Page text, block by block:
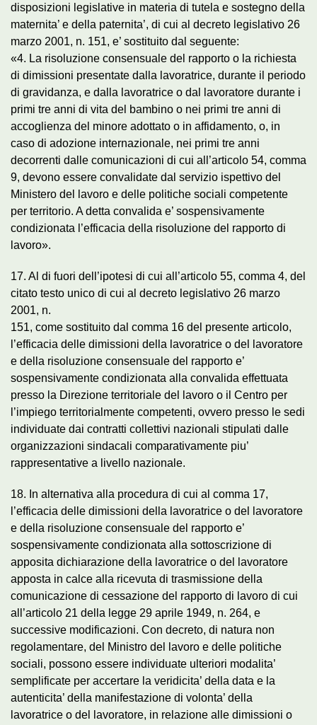
disposizioni legislative in materia di tutela e sostegno della
maternita’ e della paternita’, di cui al decreto legislativo 26
marzo 2001, n. 151, e’ sostituito dal seguente:
«4. La risoluzione consensuale del rapporto o la richiesta
di dimissioni presentate dalla lavoratrice, durante il periodo
di gravidanza, e dalla lavoratrice o dal lavoratore durante i
primi tre anni di vita del bambino o nei primi tre anni di
accoglienza del minore adottato o in affidamento, o, in
caso di adozione internazionale, nei primi tre anni
decorrenti dalle comunicazioni di cui all’articolo 54, comma
9, devono essere convalidate dal servizio ispettivo del
Ministero del lavoro e delle politiche sociali competente
per territorio. A detta convalida e’ sospensivamente
condizionata l’efficacia della risoluzione del rapporto di
lavoro».
17. Al di fuori dell’ipotesi di cui all’articolo 55, comma 4, del
citato testo unico di cui al decreto legislativo 26 marzo
2001, n.
151, come sostituito dal comma 16 del presente articolo,
l’efficacia delle dimissioni della lavoratrice o del lavoratore
e della risoluzione consensuale del rapporto e’
sospensivamente condizionata alla convalida effettuata
presso la Direzione territoriale del lavoro o il Centro per
l’impiego territorialmente competenti, ovvero presso le sedi
individuate dai contratti collettivi nazionali stipulati dalle
organizzazioni sindacali comparativamente piu’
rappresentative a livello nazionale.
18. In alternativa alla procedura di cui al comma 17,
l’efficacia delle dimissioni della lavoratrice o del lavoratore
e della risoluzione consensuale del rapporto e’
sospensivamente condizionata alla sottoscrizione di
apposita dichiarazione della lavoratrice o del lavoratore
apposta in calce alla ricevuta di trasmissione della
comunicazione di cessazione del rapporto di lavoro di cui
all’articolo 21 della legge 29 aprile 1949, n. 264, e
successive modificazioni. Con decreto, di natura non
regolamentare, del Ministro del lavoro e delle politiche
sociali, possono essere individuate ulteriori modalita’
semplificate per accertare la veridicita’ della data e la
autenticita’ della manifestazione di volonta’ della
lavoratrice o del lavoratore, in relazione alle dimissioni o